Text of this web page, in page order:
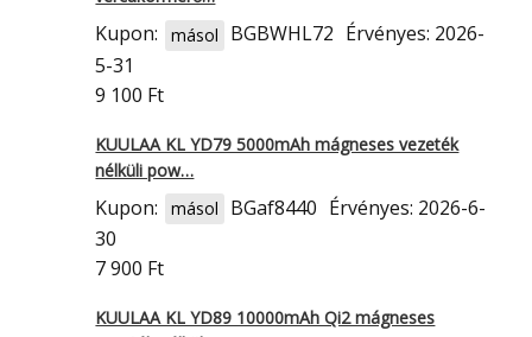
Kupon: másol BGBWHL72 Érvényes: 2026-
5-31
9 100 Ft
KUULAA KL YD79 5000mAh mágneses vezeték
nélküli pow…
Kupon: másol BGaf8440 Érvényes: 2026-6-
30
7 900 Ft
KUULAA KL YD89 10000mAh Qi2 mágneses